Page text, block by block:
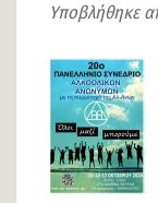
Υποβλήθηκε
Εικόνα